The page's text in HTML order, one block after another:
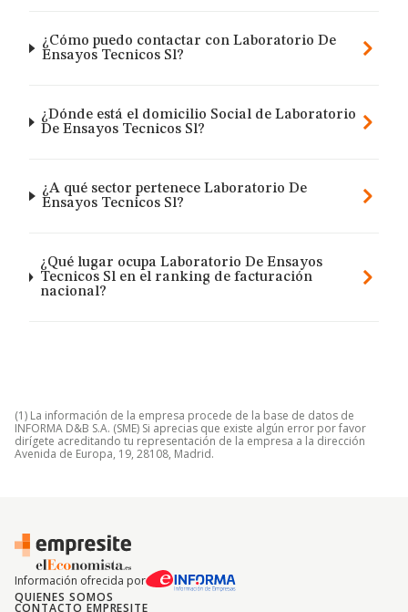
¿Cómo puedo contactar con Laboratorio De
Ensayos Tecnicos Sl?
¿Dónde está el domicilio Social de Laboratorio
De Ensayos Tecnicos Sl?
¿A qué sector pertenece Laboratorio De
Ensayos Tecnicos Sl?
¿Qué lugar ocupa Laboratorio De Ensayos
Tecnicos Sl en el ranking de facturación
nacional?
(1) La información de la empresa procede de la base de datos de
INFORMA D&B S.A. (SME) Si aprecias que existe algún error por favor
dirígete acreditando tu representación de la empresa a la dirección
Avenida de Europa, 19, 28108, Madrid.
Información ofrecida por
QUIENES SOMOS
CONTACTO EMPRESITE